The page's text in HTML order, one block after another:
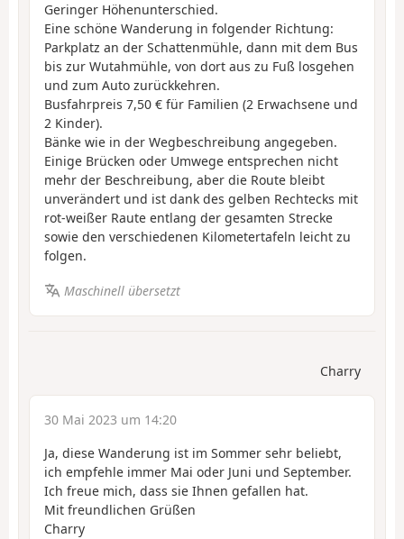
Geringer Höhenunterschied.
Eine schöne Wanderung in folgender Richtung:
Parkplatz an der Schattenmühle, dann mit dem Bus
bis zur Wutahmühle, von dort aus zu Fuß losgehen
und zum Auto zurückkehren.
Busfahrpreis 7,50 € für Familien (2 Erwachsene und
2 Kinder).
Bänke wie in der Wegbeschreibung angegeben.
Einige Brücken oder Umwege entsprechen nicht
mehr der Beschreibung, aber die Route bleibt
unverändert und ist dank des gelben Rechtecks mit
rot-weißer Raute entlang der gesamten Strecke
sowie den verschiedenen Kilometertafeln leicht zu
folgen.
Maschinell übersetzt
Charry
30 Mai 2023 um 14:20
Ja, diese Wanderung ist im Sommer sehr beliebt,
ich empfehle immer Mai oder Juni und September.
Ich freue mich, dass sie Ihnen gefallen hat.
Mit freundlichen Grüßen
Charry